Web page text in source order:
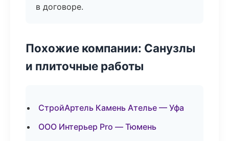
в договоре.
Похожие компании: Санузлы
и плиточные работы
СтройАртель Камень Ателье — Уфа
ООО Интерьер Pro — Тюмень